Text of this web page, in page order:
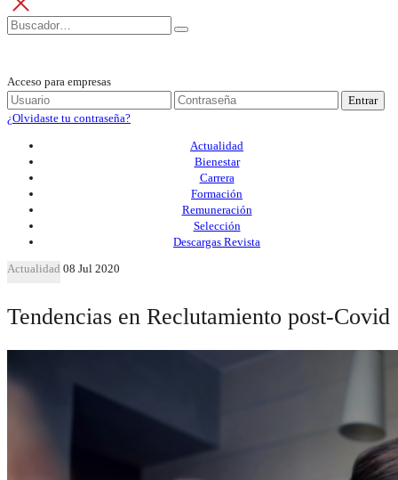
Acceso para empresas
Entrar
¿Olvidaste tu contraseña?
Actualidad
Bienestar
Carrera
Formación
Remuneración
Selección
Descargas Revista
Actualidad 08 Jul 2020
Tendencias en Reclutamiento post-Covid